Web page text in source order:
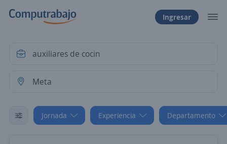
Ingresar
Jornada Experiencia Departamento